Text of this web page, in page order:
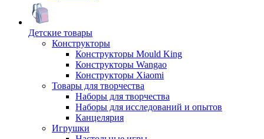
Детские товары
Конструкторы
Конструкторы Mould King
Конструкторы Wangao
Конструкторы Xiaomi
Товары для творчества
Наборы для творчества
Наборы для исследований и опытов
Канцелярия
Игрушки